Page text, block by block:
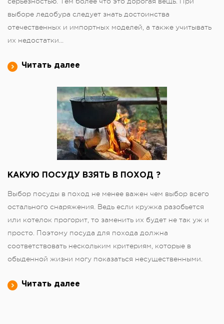
выборе ледобура следует знать достоинства
отечественных и импортных моделей, а также учитывать
их недостатки...
Читать далее
КАКУЮ ПОСУДУ ВЗЯТЬ В ПОХОД ?
Выбор посуды в поход не менее важен чем выбор всего
остального снаряжения. Ведь если кружка разобьется
или котелок прогорит, то заменить их будет не так уж и
просто. Поэтому посуда для похода должна
соответствовать нескольким критериям, которые в
обыденной жизни могу показаться несущественными.
Читать далее